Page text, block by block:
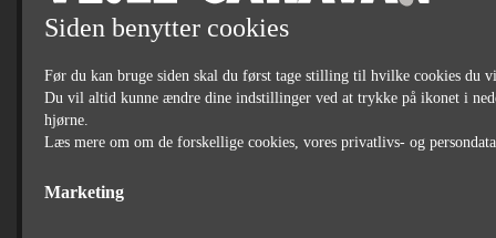
OG CAMPINGVOGNE
Michael Bjørn Jakobsen
76 90 75 79
SÆLGER
Siden benytter cookies
Før du kan bruge siden skal du først tage stilling til hvilke cookies du
Du vil altid kunne ændre dine indstillinger ved at trykke på ikonet i
hjørne.
Læs mere om om de forskellige cookies, vores privatlivs- og
Marketing